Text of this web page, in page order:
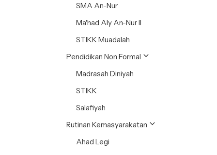
SMA An-Nur
Ma'had Aly An-Nur II
STIKK Muadalah
Pendidikan Non Formal
Madrasah Diniyah
STIKK
Salafiyah
Rutinan Kemasyarakatan
Ahad Legi